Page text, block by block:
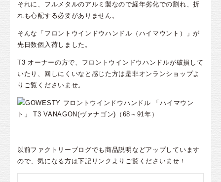
それに、フルメタルのアルミ製なので経年劣化での割れ、折
れも心配する必要がありません。
そんな「フロントウインドウハンドル（ハイマウント）」が
先日数個入荷しました。
T3 オーナーの方で、フロントウインドウハンドルが破損して
いたり、回しにくいなと感じた方は是非オンランショップよ
りご覧くださいませ。
以前ファクトリーブログでも商品説明などアップしています
ので、気になる方は下記リンクよりご覧くださいませ！